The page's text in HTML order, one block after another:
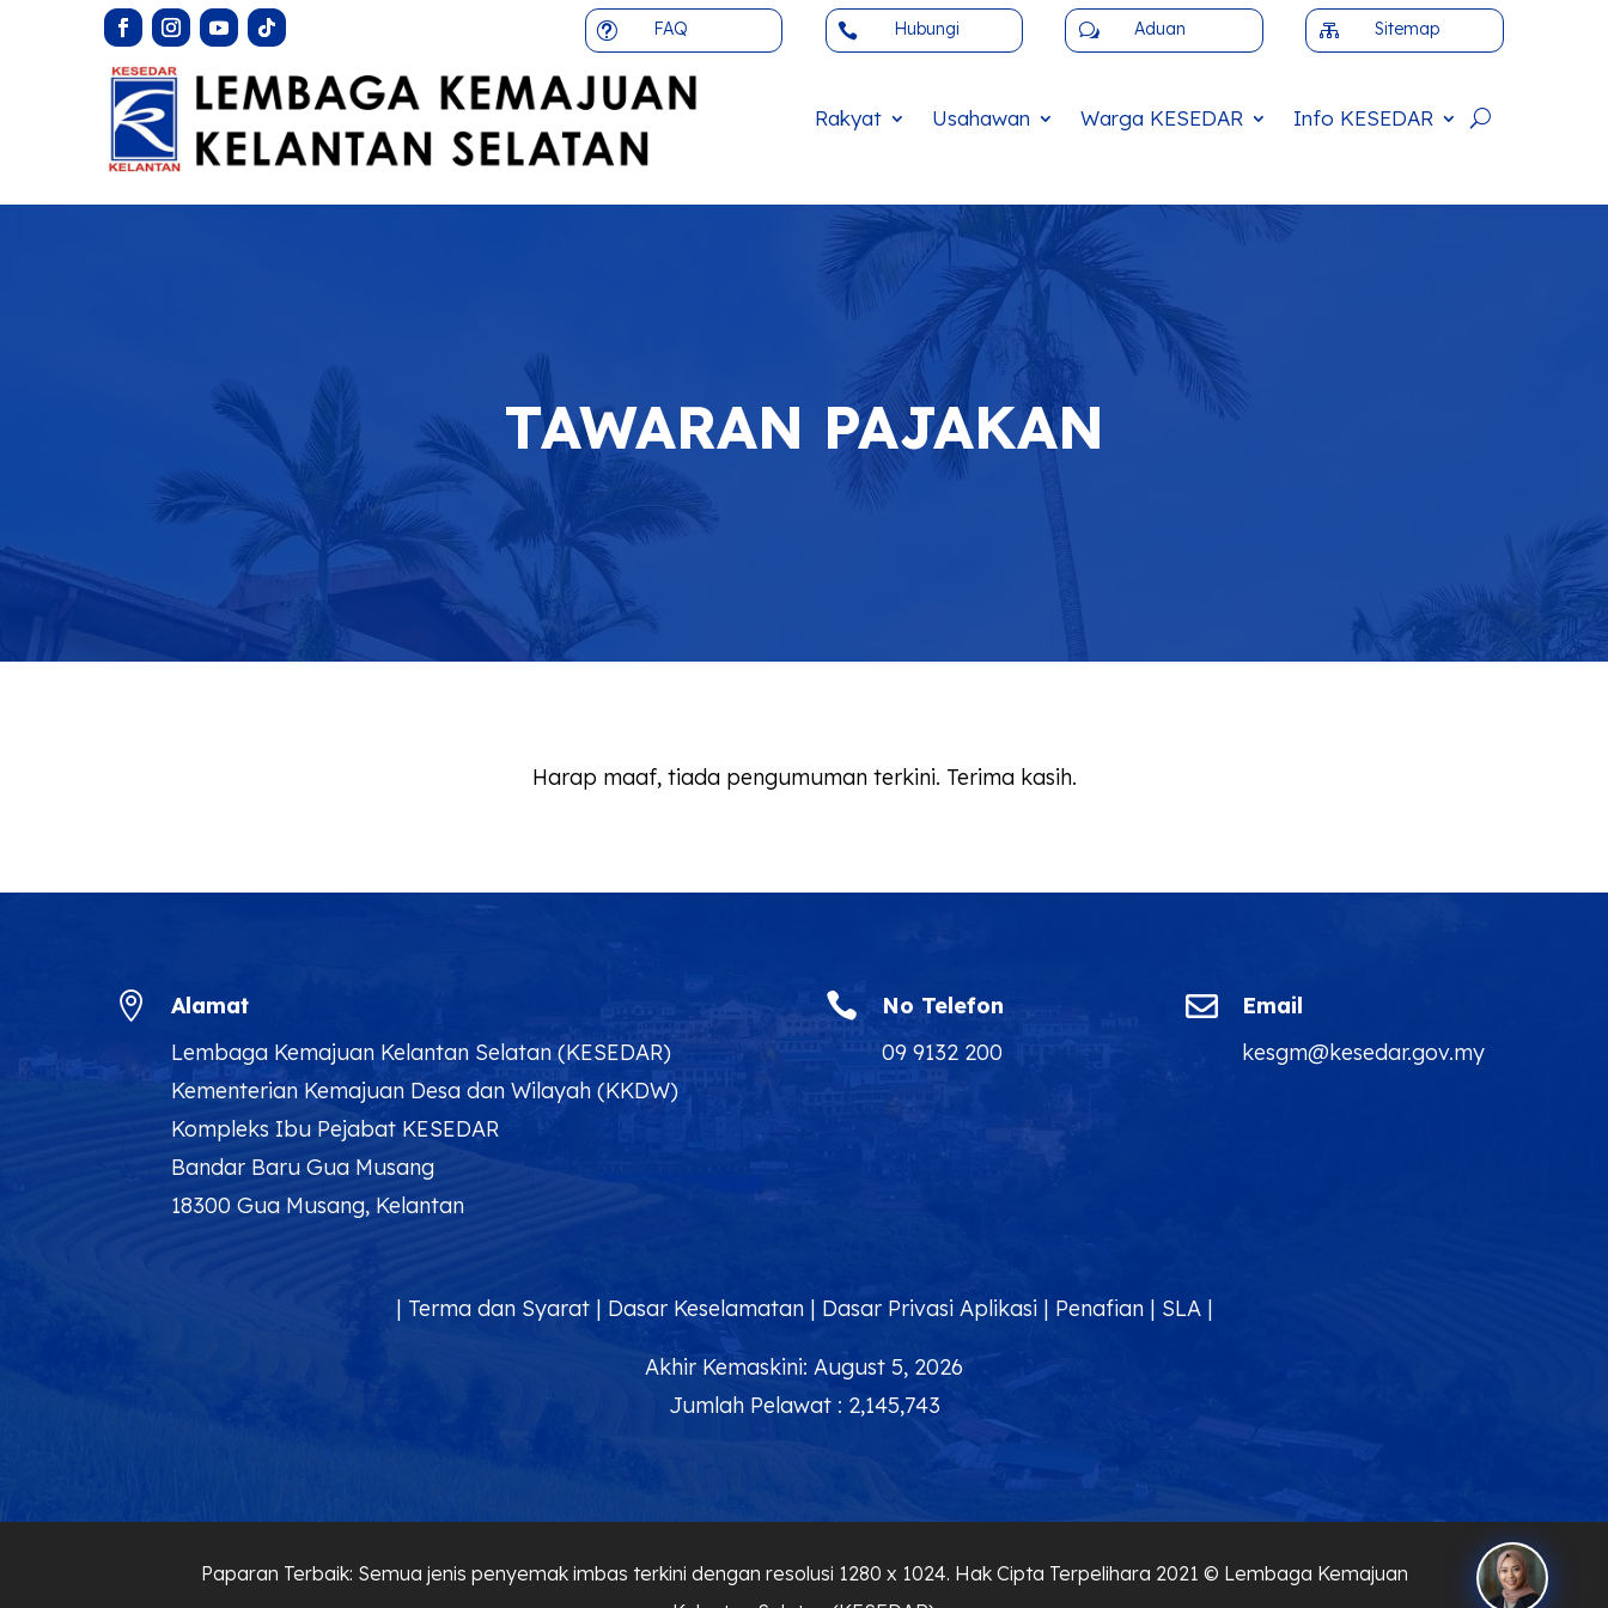
t FAQ  Hubungi w Aduan  Sitemap
Rakyat Usahawan Warga KESEDAR Info KESEDAR
TAWARAN PAJAKAN
Harap maaf, tiada pengumuman terkini. Terima kasih.

Alamat
Lembaga Kemajuan Kelantan Selatan (KESEDAR)
Kementerian Kemajuan Desa dan Wilayah (KKDW)
Kompleks Ibu Pejabat KESEDAR
Bandar Baru Gua Musang
18300 Gua Musang, Kelantan

No Telefon
09 9132 200

Email
kesgm@kesedar.gov.my
| Terma dan Syarat| Dasar Keselamatan| Dasar Privasi Aplikasi| Penafian| SLA|
Akhir Kemaskini: August 5, 2026
Jumlah Pelawat : 2,145,743
Paparan Terbaik: Semua jenis penyemak imbas terkini dengan resolusi 1280 x 1024. Hak Cipta Terpelihara 2021 © Lembaga Kemajuan